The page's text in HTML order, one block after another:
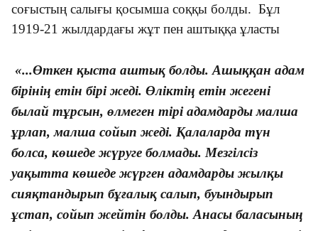
соғыстың салығы қосымша соққы болды. Бұл
1919-21 жылдардағы жұт пен аштыққа ұласты
«...Өткен қыста аштық болды. Ашыққан адам
бірінің етін бірі жеді. Өліктің етін жегені
былай тұрсын, өлмеген тірі адамдарды малша
ұрлап, малша сойып жеді. Қалаларда түн
болса, көшеде жүруге болмады. Мезгілсіз
уақытта көшеде жүрген адамдарды жылқы
сияқтандырып бұғалық салып, буындырып
ұстап, сойып жейтін болды. Анасы баласының